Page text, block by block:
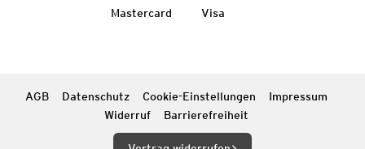
Mastercard Visa
AGB Datenschutz Cookie-Einstellungen
Impressum
Widerruf
Barrierefreiheit